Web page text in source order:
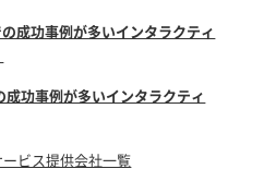
成功事例が多いインタラクティ
功事例が多いインタラクティ
ビス提供会社一覧